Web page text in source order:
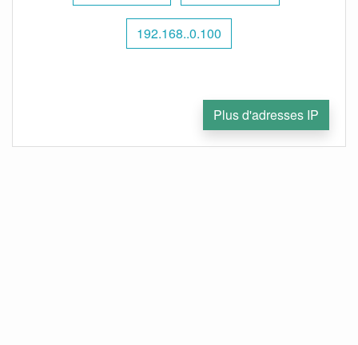
192.168..0.100
Plus d'adresses IP